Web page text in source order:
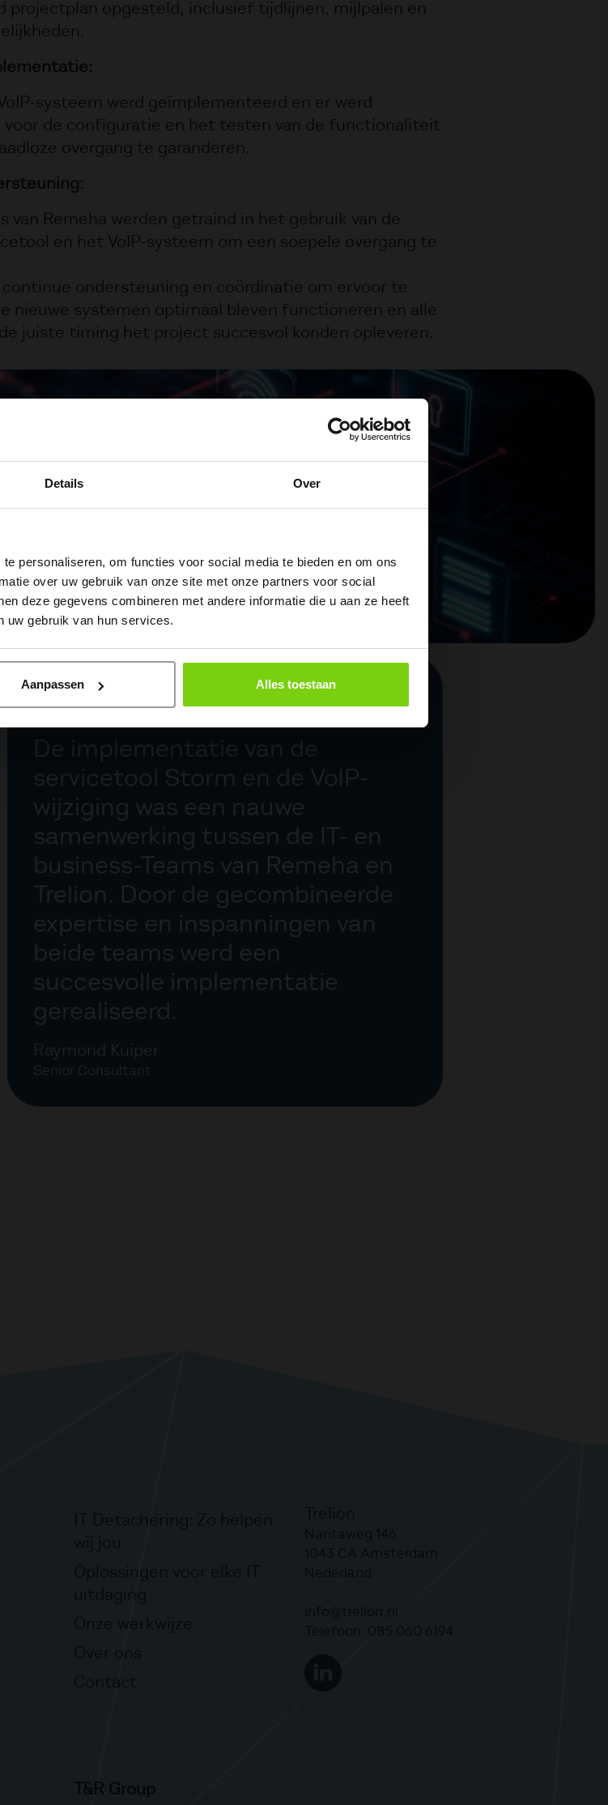
Details Over
personaliseren, om functies voor social media te bieden en om ons
over uw gebruik van onze site met onze partners voor social
deze gegevens combineren met andere informatie die u aan ze heeft
uw gebruik van hun services.
Aanpassen Alles toestaan
projectplan opgesteld, inclusief tijdlijnen, mijlpalen en
systeem werd geïmplementeerd en er werd
voor de configuratie en het testen van de functionaliteit
overgang te garanderen.
van Remeha werden getraind in het gebruik van de
en het VoIP-systeem om een soepele overgang te
continue ondersteuning en coördinatie om ervoor te
nieuwe systemen optimaal bleven functioneren en alle
juiste timing het project succesvol konden opleveren.
De implementatie van de
servicetool Storm en de VoIP-
wijziging was een nauwe
samenwerking tussen de IT- en
business-Teams van Remeha en
Trelion. Door de gecombineerde
expertise en inspanningen van
beide teams werd een
succesvolle implementatie
gerealiseerd.
Raymond Kuiper
Senior Consultant
IT Detachering: Zo helpen
Oplossingen voor elke IT
uitdaging
Onze werkwijze
Over ons
Contact
085 060 6194
T&R Group